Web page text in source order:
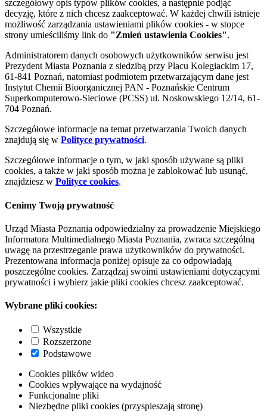
szczegółowy opis typów plików cookies, a następnie podjąć
decyzję, które z nich chcesz zaakceptować. W każdej chwili istnieje
możliwość zarządzania ustawieniami plików cookies - w stopce
strony umieściliśmy link do "Zmień ustawienia Cookies".
Administratorem danych osobowych użytkowników serwisu jest
Prezydent Miasta Poznania z siedzibą przy Placu Kolegiackim 17,
61-841 Poznań, natomiast podmiotem przetwarzającym dane jest
Instytut Chemii Bioorganicznej PAN - Poznańskie Centrum
Superkomputerowo-Sieciowe (PCSS) ul. Noskowskiego 12/14, 61-
704 Poznań.
Szczegółowe informacje na temat przetwarzania Twoich danych
znajdują się w Polityce prywatności.
Szczegółowe informacje o tym, w jaki sposób używane są pliki
cookies, a także w jaki sposób można je zablokować lub usunąć,
znajdziesz w Polityce cookies.
Cenimy Twoją prywatność
Urząd Miasta Poznania odpowiedzialny za prowadzenie Miejskiego
Informatora Multimedialnego Miasta Poznania, zwraca szczególną
uwagę na przestrzeganie prawa użytkowników do prywatności.
Prezentowana informacja poniżej opisuje za co odpowiadają
poszczególne cookies. Zarządzaj swoimi ustawieniami dotyczącymi
prywatności i wybierz jakie pliki cookies chcesz zaakceptować.
Wybrane pliki cookies:
Wszystkie
Rozszerzone
Podstawowe
Cookies plików wideo
Cookies wpływające na wydajność
Funkcjonalne pliki
Niezbędne pliki cookies (przyspieszają stronę)